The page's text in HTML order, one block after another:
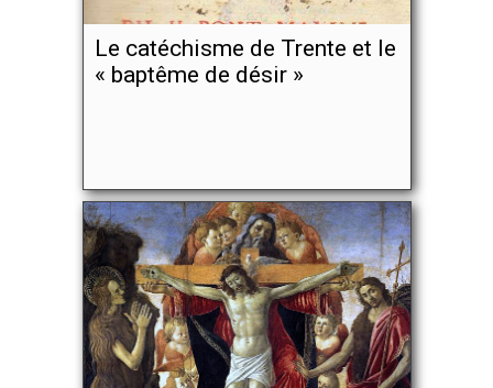
Le catéchisme de Trente et le
« baptême de désir »